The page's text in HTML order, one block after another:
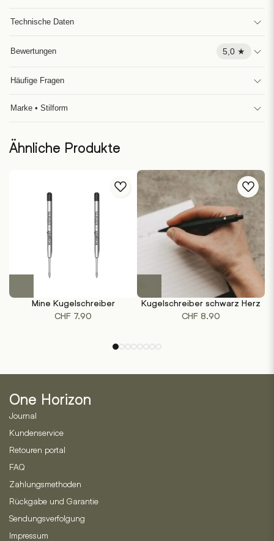
Technische Daten
Bewertungen 5,0 ★
Häufige Fragen
Marke • Stilform
Ähnliche Produkte
Dieses
weist
mehrere
Optionen
auf
der
Produktseite
werden
Mine Kugelschreiber
CHF 7.90
Kugelschreiber schwarz Herz
CHF 8.90
One Horizon
Journal
Kundenservice
Retouren portal
FAQ
Zahlungsmethoden
Rückgabe und Garantie
Sendungsverfolgung
Impressum